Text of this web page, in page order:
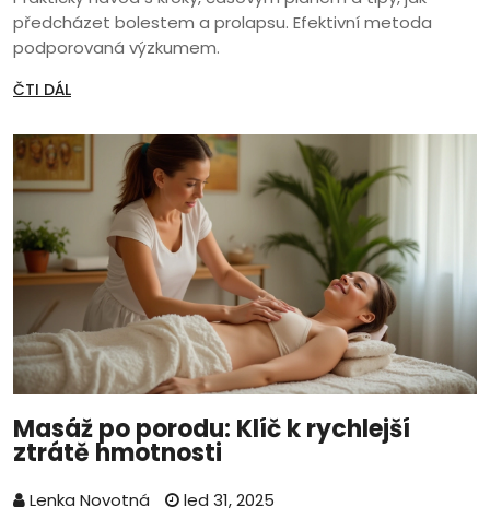
předcházet bolestem a prolapsu. Efektivní metoda
podporovaná výzkumem.
ČTI DÁL
Masáž po porodu: Klíč k rychlejší
ztrátě hmotnosti
Lenka Novotná
led 31, 2025